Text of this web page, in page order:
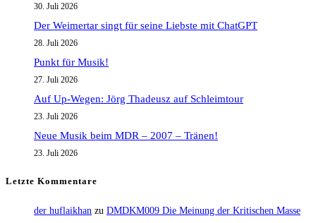
30. Juli 2026
Der Weimertar singt für seine Liebste mit ChatGPT
28. Juli 2026
Punkt für Musik!
27. Juli 2026
Auf Up-Wegen: Jörg Thadeusz auf Schleimtour
23. Juli 2026
Neue Musik beim MDR – 2007 – Tränen!
23. Juli 2026
Letzte Kommentare
der huflaikhan zu DMDKM009 Die Meinung der Kritischen Masse